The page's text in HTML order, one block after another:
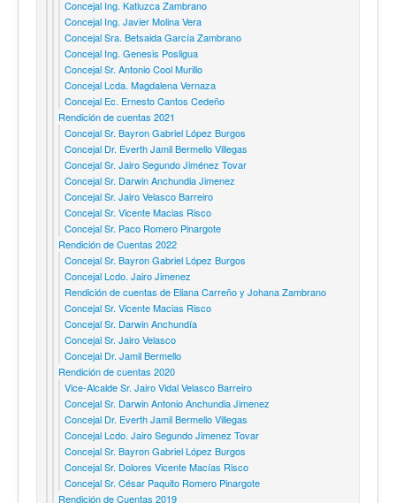
Concejal Ing. Katiuzca Zambrano
Concejal Ing. Javier Molina Vera
Concejal Sra. Betsaida García Zambrano
Concejal Ing. Genesis Posligua
Concejal Sr. Antonio Cool Murillo
Concejal Lcda. Magdalena Vernaza
Concejal Ec. Ernesto Cantos Cedeño
Rendición de cuentas 2021
Concejal Sr. Bayron Gabriel López Burgos
Concejal Dr. Everth Jamil Bermello Villegas
Concejal Sr. Jairo Segundo Jiménez Tovar
Concejal Sr. Darwin Anchundia Jimenez
Concejal Sr. Jairo Velasco Barreiro
Concejal Sr. Vicente Macias Risco
Concejal Sr. Paco Romero Pinargote
Rendición de Cuentas 2022
Concejal Sr. Bayron Gabriel López Burgos
Concejal Lcdo. Jairo Jimenez
Rendición de cuentas de Eliana Carreño y Johana Zambrano
Concejal Sr. Vicente Macias Risco
Concejal Sr. Darwin Anchundía
Concejal Sr. Jairo Velasco
Concejal Dr. Jamil Bermello
Rendición de cuentas 2020
Vice-Alcalde Sr. Jairo Vidal Velasco Barreiro
Concejal Sr. Darwin Antonio Anchundia Jimenez
Concejal Dr. Everth Jamil Bermello Villegas
Concejal Lcdo. Jairo Segundo Jimenez Tovar
Concejal Sr. Bayron Gabriel López Burgos
Concejal Sr. Dolores Vicente Macías Risco
Concejal Sr. César Paquito Romero Pinargote
Rendición de Cuentas 2019